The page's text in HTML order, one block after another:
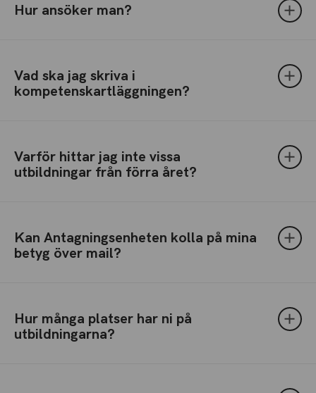
Hur ansöker man?
Vad ska jag skriva i
kompetenskartläggningen?
Varför hittar jag inte vissa
utbildningar från förra året?
Kan Antagningsenheten kolla på mina
betyg över mail?
Hur många platser har ni på
utbildningarna?